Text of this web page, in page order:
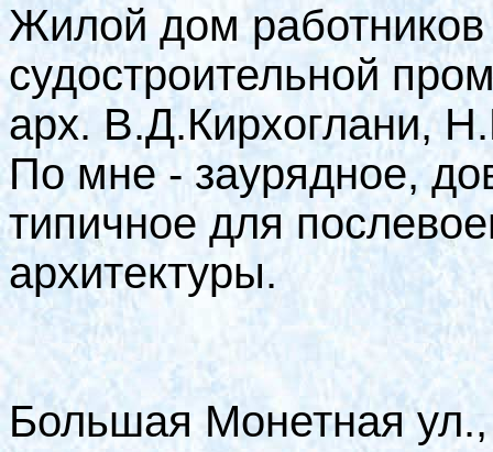
Жилой дом работников
судостроительной
арх. В.Д.Кирхоглани,
По мне - заурядное,
типичное для
архитектуры.
Большая Монетная